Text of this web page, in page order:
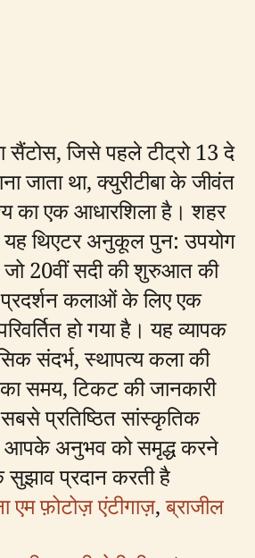
सैंटोस, जिसे पहले टीट्रो 13 दे
जाता था, क्युरीटीबा के जीवंत
का एक आधारशिला है। शहर
थिएटर अनुकूल पुन: उपयोग
20वीं सदी की शुरुआत की
कलाओं के लिए एक
हो गया है। यह व्यापक
संदर्भ, स्थापत्य कला की
समय, टिकट की जानकारी
प्रतिष्ठित सांस्कृतिक
अनुभव को समृद्ध करने
सुझाव प्रदान करती है
एम फ़ोटोज़ एंटीगाज़,ब्राजील